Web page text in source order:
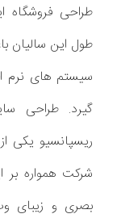
طراحی فروشگاه
طول این سالیان
سیستم های نرم
گیرد. طراحی
ریسپانسیو یکی
شرکت همواره بر
بصری و زیبای